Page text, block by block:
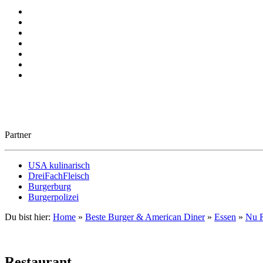
Partner
USA kulinarisch
DreiFachFleisch
Burgerburg
Burgerpolizei
Du bist hier: Home » Beste Burger & American Diner» Essen » Nu